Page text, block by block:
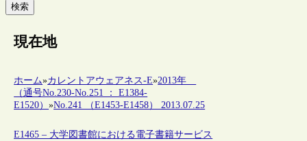
検索
現在地
ホーム»カレントアウェアネス-E»2013年
（通号No.230-No.251 ： E1384-
E1520）»No.241 （E1453-E1458） 2013.07.25
E1465 – 大学図書館における電子書籍サービス